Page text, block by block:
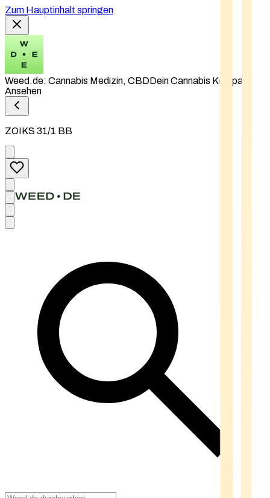
Zum Hauptinhalt springen
Weed.de: Cannabis Medizin, CBDDein Cannabis Kompass
Ansehen
ZOIKS 31/1 BB